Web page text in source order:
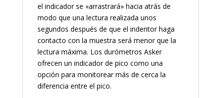
el indicador se «arrastrará» hacia atrás de
modo que una lectura realizada unos
segundos después de que el indentor haga
contacto con la muestra será menor que la
lectura máxima. Los durómetros Asker
ofrecen un indicador de pico como una
opción para monitorear más de cerca la
diferencia entre el pico.